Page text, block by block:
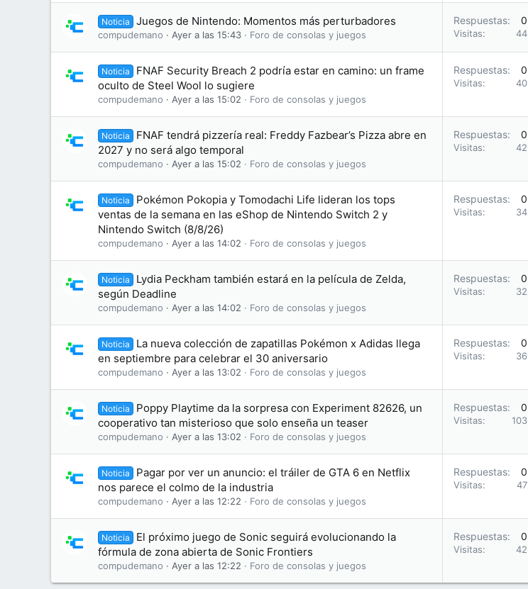
Noticia Juegos de Nintendo: Momentos más perturbadores
compudemano Ayer a las 15:43 Foro de consolas y juegos
Respuestas 0
Visitas 44
Noticia
FNAF Security Breach 2 podría estar en camino: un frame
oculto de Steel Wool lo sugiere
compudemano Ayer a las 15:02 Foro de consolas y juegos
Respuestas 0
Visitas 40
Noticia
FNAF tendrá pizzería real: Freddy Fazbear’s Pizza abre en
2027 y no será algo temporal
compudemano Ayer a las 15:02 Foro de consolas y juegos
Respuestas 0
Visitas 42
Noticia
Pokémon Pokopia y Tomodachi Life lideran los tops
ventas de la semana en las eShop de Nintendo Switch 2 y
Nintendo Switch (8/8/26)
compudemano Ayer a las 14:02 Foro de consolas y juegos
Respuestas 0
Visitas 34
Noticia
Lydia Peckham también estará en la película de Zelda,
según Deadline
compudemano Ayer a las 14:02 Foro de consolas y juegos
Respuestas 0
Visitas 32
Noticia
La nueva colección de zapatillas Pokémon x Adidas llega
en septiembre para celebrar el 30 aniversario
compudemano Ayer a las 13:02 Foro de consolas y juegos
Respuestas 0
Visitas 36
Noticia
Poppy Playtime da la sorpresa con Experiment 82626, un
cooperativo tan misterioso que solo enseña un teaser
compudemano Ayer a las 13:02 Foro de consolas y juegos
Respuestas 0
Visitas 103
Noticia
Pagar por ver un anuncio: el tráiler de GTA 6 en Netflix
nos parece el colmo de la industria
compudemano Ayer a las 12:22 Foro de consolas y juegos
Respuestas 0
Visitas 47
Noticia
El próximo juego de Sonic seguirá evolucionando la
fórmula de zona abierta de Sonic Frontiers
compudemano Ayer a las 12:22 Foro de consolas y juegos
Respuestas 0
Visitas 42